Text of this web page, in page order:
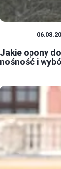
Jakie opony
nośność i